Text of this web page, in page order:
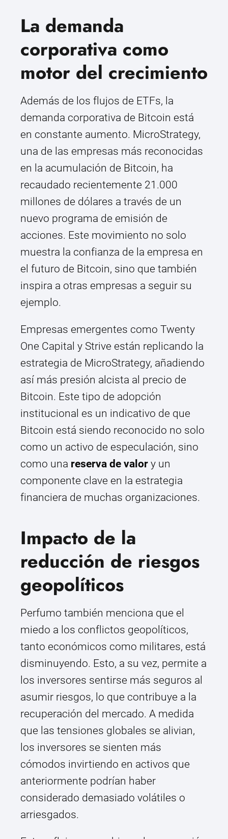
La demanda
corporativa como
motor del crecimiento
Además de los flujos de ETFs, la
demanda corporativa de Bitcoin está
en constante aumento. MicroStrategy,
una de las empresas más reconocidas
en la acumulación de Bitcoin, ha
recaudado recientemente 21.000
millones de dólares a través de un
nuevo programa de emisión de
acciones. Este movimiento no solo
muestra la confianza de la empresa en
el futuro de Bitcoin, sino que también
inspira a otras empresas a seguir su
ejemplo.
Empresas emergentes como Twenty
One Capital y Strive están replicando la
estrategia de MicroStrategy, añadiendo
así más presión alcista al precio de
Bitcoin. Este tipo de adopción
institucional es un indicativo de que
Bitcoin está siendo reconocido no solo
como un activo de especulación, sino
como una reserva de valor y un
componente clave en la estrategia
financiera de muchas organizaciones.
Impacto de la
reducción de riesgos
geopolíticos
Perfumo también menciona que el
miedo a los conflictos geopolíticos,
tanto económicos como militares, está
disminuyendo. Esto, a su vez, permite a
los inversores sentirse más seguros al
asumir riesgos, lo que contribuye a la
recuperación del mercado. A medida
que las tensiones globales se alivian,
los inversores se sienten más
cómodos invirtiendo en activos que
anteriormente podrían haber
considerado demasiado volátiles o
arriesgados.